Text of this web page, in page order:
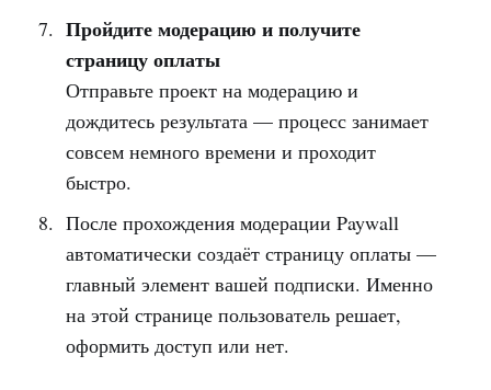
Пройдите модерацию и получите
страницу оплаты
Отправьте проект на модерацию и
дождитесь результата — процесс занимает
совсем немного времени и проходит
быстро.
После прохождения модерации Paywall
автоматически создаёт страницу оплаты —
главный элемент вашей подписки. Именно
на этой странице пользователь решает,
оформить доступ или нет.